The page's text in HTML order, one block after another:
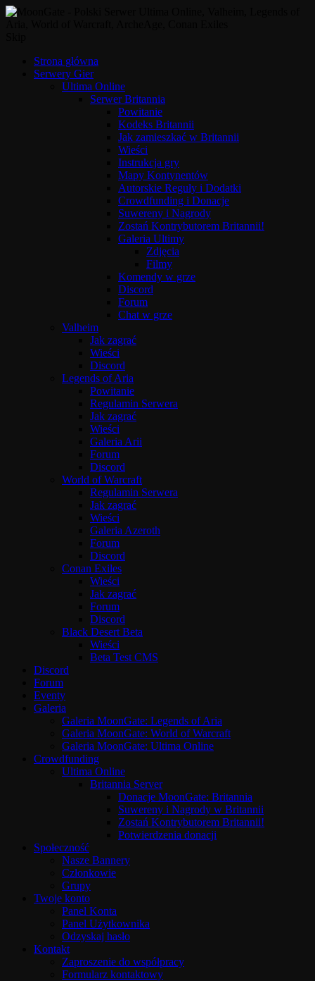
Strona główna
Serwery Gier
Ultima Online
Serwer Britannia
Powitanie
Kodeks Britannii
Jak zamieszkać w Britannii
Wieści
Instrukcja gry
Mapy Kontynentów
Autorskie Reguły i Dodatki
Crowdfunding i Donacje
Suwereny i Nagrody
Zostań Kontrybutorem Britannii!
Galeria Ultimy
Zdjęcia
Filmy
Komendy w grze
Discord
Forum
Chat w grze
Valheim
Jak zagrać
Wieści
Discord
Legends of Aria
Powitanie
Regulamin Serwera
Jak zagrać
Wieści
Galeria Arii
Forum
Discord
World of Warcraft
Regulamin Serwera
Jak zagrać
Wieści
Galeria Azeroth
Forum
Discord
Conan Exiles
Wieści
Jak zagrać
Forum
Discord
Black Desert Beta
Wieści
Beta Test CMS
Discord
Forum
Eventy
Galeria
Galeria MoonGate: Legends of Aria
Galeria MoonGate: World of Warcraft
Galeria MoonGate: Ultima Online
Crowdfunding
Ultima Online
Britannia Server
Donacje MoonGate: Britannia
Suwereny i Nagrody w Britannii
Zostań Kontrybutorem Britannii!
Potwierdzenia donacji
Społeczność
Nasze Bannery
Członkowie
Grupy
Twoje konto
Panel Konta
Panel Użytkownika
Odzyskaj hasło
Kontakt
Zaproszenie do współpracy
Formularz kontaktowy